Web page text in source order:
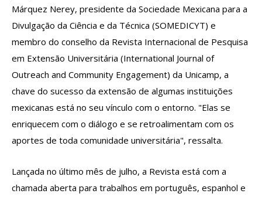
Márquez Nerey, presidente da Sociedade Mexicana para a
Divulgação da Ciência e da Técnica (SOMEDICYT) e
membro do conselho da Revista Internacional de Pesquisa
em Extensão Universitária (International Journal of
Outreach and Community Engagement) da Unicamp, a
chave do sucesso da extensão de algumas instituições
mexicanas está no seu vínculo com o entorno. "Elas se
enriquecem com o diálogo e se retroalimentam com os
aportes de toda comunidade universitária", ressalta.
Lançada no último mês de julho, a Revista está com a
chamada aberta para trabalhos em português, espanhol e